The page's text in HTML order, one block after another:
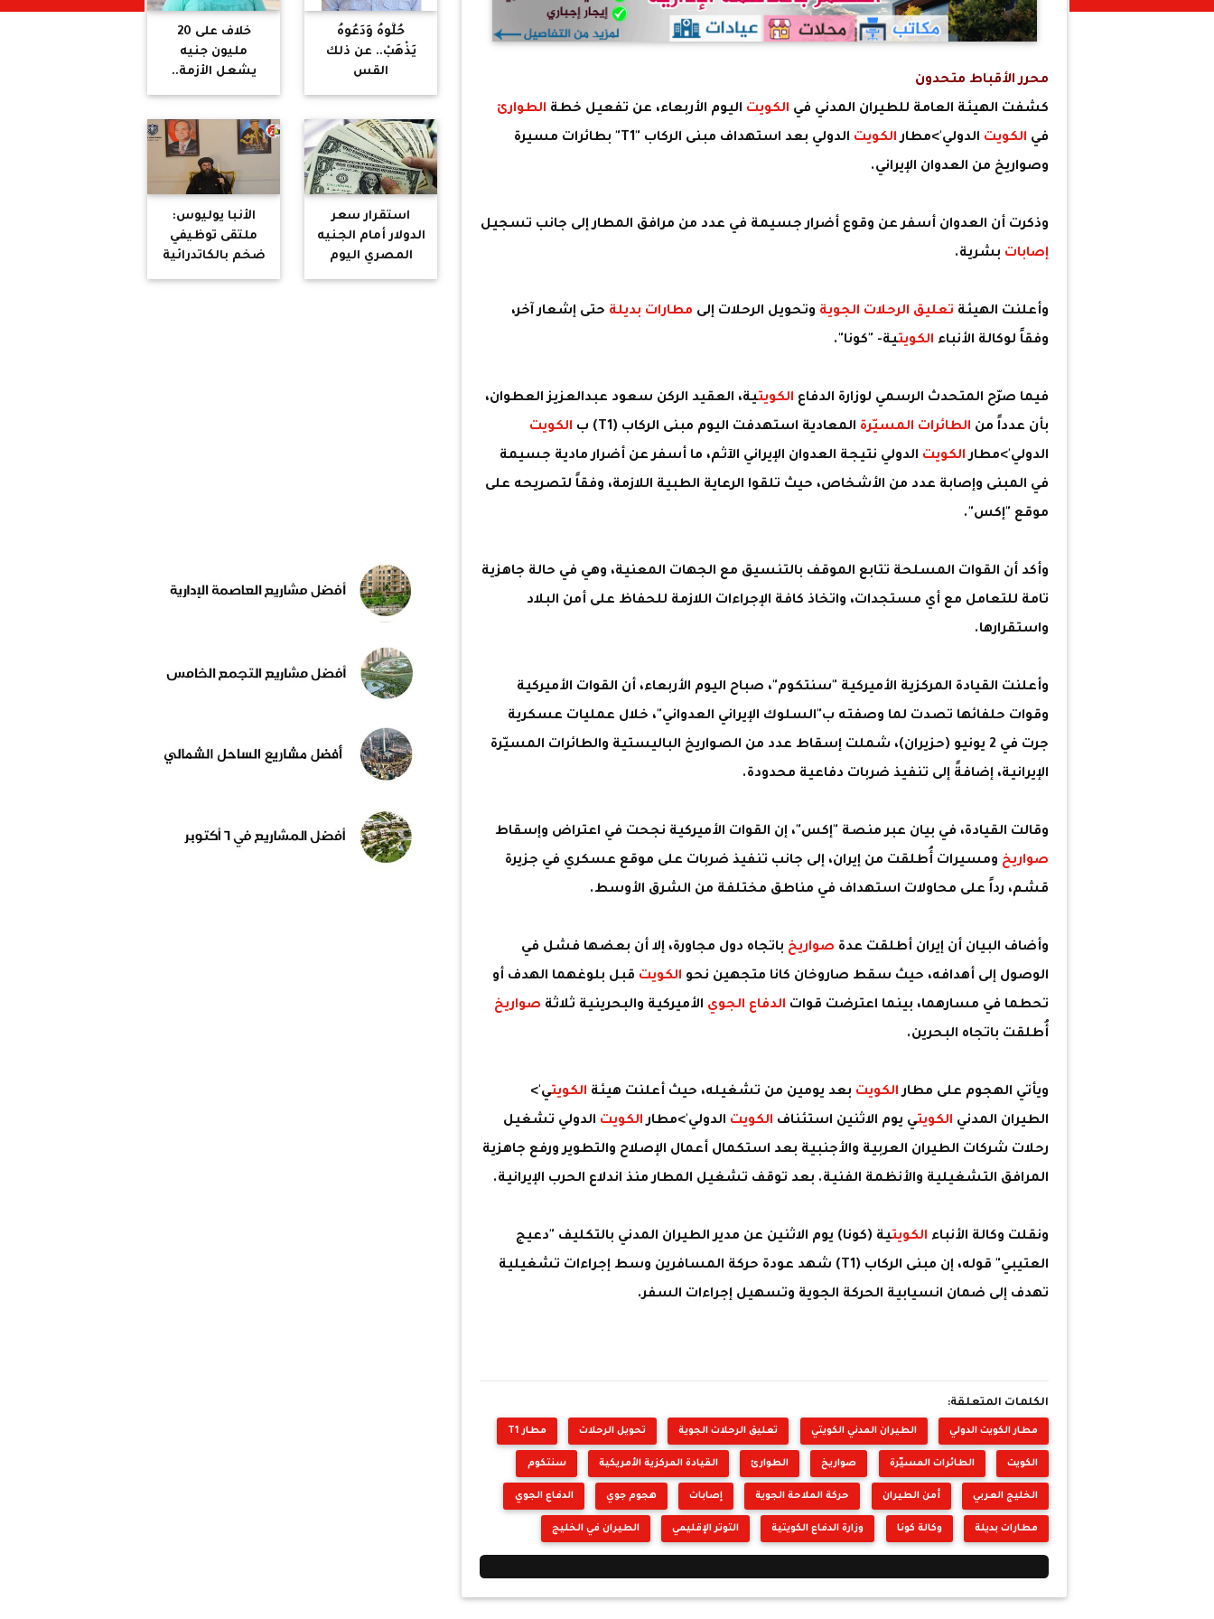
محرر الأقباط متحدون
كشفت الهيئة العامة للطيران المدني في الكويت اليوم الأربعاء، عن تفعيل خطة الطوارئ
في الكويت الدولي'>مطارالكويت
الدولي بعد استهداف مبنى الركاب "T1" بطائرات مسيرة
وصواريخ من العدوان الإيراني.
وذكرت أن العدوان أسفر عن وقوع أضرار جسيمة في عدد من مرافق المطار إلى جانب تسجيل
إصابات بشرية.
وأعلنت الهيئة تعليق الرحلات الجوية وتحويل الرحلات إلى مطارات بديلة حتى إشعار آخر،
وفقاً لوكالة الأنباء الكويتية- "كونا".
فيما صرّح المتحدث الرسمي لوزارة الدفاع الكويتية، العقيد الركن سعود عبدالعزيز العطوان،
بأن عدداً من الطائرات المسيّرة المعادية استهدفت اليوم مبنى الركاب (T1) ب
الكويت
الدولي'>مطارالكويت الدولي نتيجة العدوان الإيراني الآثم، ما أسفر عن أضرار مادية جسيمة
في المبنى وإصابة عدد من الأشخاص، حيث تلقوا الرعاية الطبية اللازمة، وفقاً لتصريحه على
موقع "إكس".
وأكد أن القوات المسلحة تتابع الموقف بالتنسيق مع الجهات المعنية، وهي في حالة جاهزية
تامة للتعامل مع أي مستجدات، واتخاذ كافة الإجراءات اللازمة للحفاظ على أمن البلاد
واستقرارها.
وأعلنت القيادة المركزية الأميركية "سنتكوم"، صباح اليوم الأربعاء، أن القوات الأميركية
وقوات حلفائها تصدت لما وصفته ب"السلوك الإيراني العدواني"، خلال عمليات عسكرية
جرت في 2 يونيو (حزيران)، شملت إسقاط عدد من الصواريخ الباليستية والطائرات المسيّرة
الإيرانية، إضافةً إلى تنفيذ ضربات دفاعية محدودة.
وقالت القيادة، في بيان عبر منصة "إكس"، إن القوات الأميركية نجحت في اعتراض وإسقاط
صواريخ ومسيرات أُطلقت من إيران، إلى جانب تنفيذ ضربات على موقع عسكري في جزيرة
قشم، رداً على محاولات استهداف في مناطق مختلفة من الشرق الأوسط.
وأضاف البيان أن إيران أطلقت عدة صواريخ باتجاه دول مجاورة، إلا أن بعضها فشل في
الوصول إلى أهدافه، حيث سقط صاروخان كانا متجهين نحو الكويت قبل بلوغهما الهدف أو
تحطما في مسارهما، بينما اعترضت قوات الدفاع الجوي الأميركية والبحرينية ثلاثة صواريخ
أُطلقت باتجاه البحرين.
ويأتي الهجوم على مطارالكويت بعد يومين من تشغيله، حيث أعلنت هيئة الكويتي'>
الطيران المدني الكويتي يوم الاثنين استئناف الكويت الدولي'>مطارالكويت الدولي تشغيل
رحلات شركات الطيران العربية والأجنبية بعد استكمال أعمال الإصلاح والتطوير ورفع جاهزية
المرافق التشغيلية والأنظمة الفنية. بعد توقف تشغيل المطار منذ اندلاع الحرب الإيرانية.
ونقلت وكالة الأنباء الكويتية (كونا) يوم الاثنين عن مدير الطيران المدني بالتكليف "دعيج
العتيبي" قوله، إن مبنى الركاب (T1) شهد عودة حركة المسافرين وسط إجراءات تشغيلية
تهدف إلى ضمان انسيابية الحركة الجوية وتسهيل إجراءات السفر.
الكلمات المتعلقة:
مطار الكويت الدولي الطيران المدني الكويتي تعليق الرحلات الجوية تحويل الرحلات مطار T1
الكويت الطائرات المسيّرة صواريخ الطوارئ القيادة المركزية الأمريكية سنتكوم
الخليج العربي أمن الطيران حركة الملاحة الجوية إصابات هجوم جوي الدفاع الجوي
مطارات بديلة وكالة كونا وزارة الدفاع الكويتية التوتر الإقليمي الطيران في الخليج
حُلُّوهُ وَدَعُوهُ
يَذْهَبْ.. عن ذلك
القس
"البروتستانتي"
خلاف على 20
مليون جنيه
يشعل الأزمة..
القصة الكاملة
نخنوخ وأحمد
الحداد
استقرار سعر
الدولار أمام الجنيه
المصري اليوم
الأنبا يوليوس:
ملتقى توظيفي
ضخم بالكاتدرائية